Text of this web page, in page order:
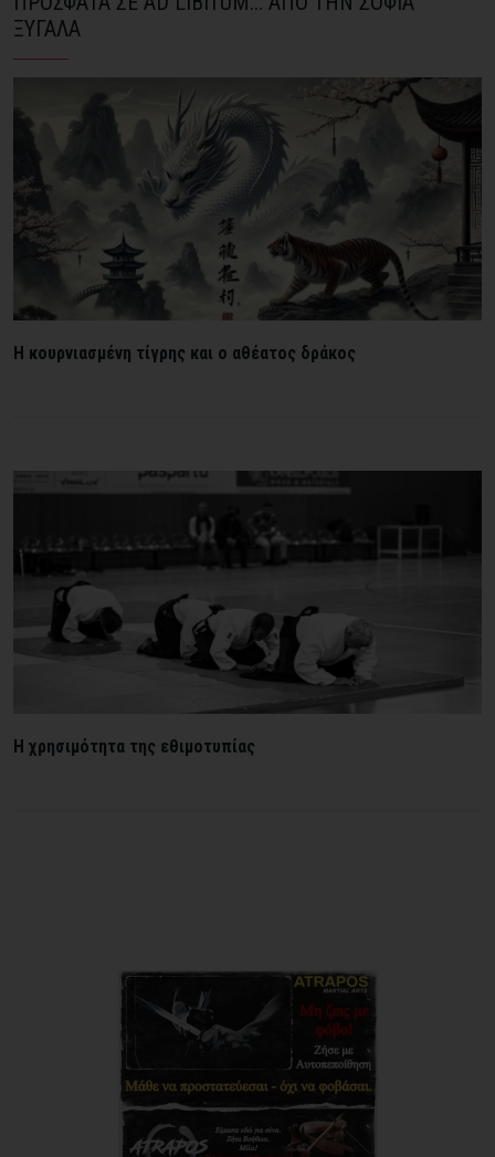
ΞΥΓΑΛΑ
H κουρνιασμένη τίγρης και ο αθέατος δράκος
Η χρησιμότητα της εθιμοτυπίας